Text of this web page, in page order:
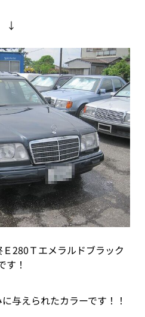
↓
280Ｔエメラルドブラック
す！
与えられたカラーです！！